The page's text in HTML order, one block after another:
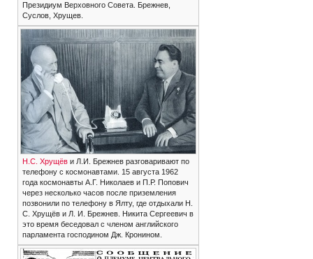
Президиум Верховного Совета. Брежнев,
Суслов, Хрущев.
Н.С. Хрущёви Л.И. Брежнев разговаривают по
телефону с космонавтами. 15 августа 1962
года космонавты А.Г. Николаев и П.Р. Попович
через несколько часов после приземления
позвонили по телефону в Ялту, где отдыхали Н.
С. Хрущёв и Л. И. Брежнев. Никита Сергеевич в
это время беседовал с членом английского
парламента господином Дж. Кронином.